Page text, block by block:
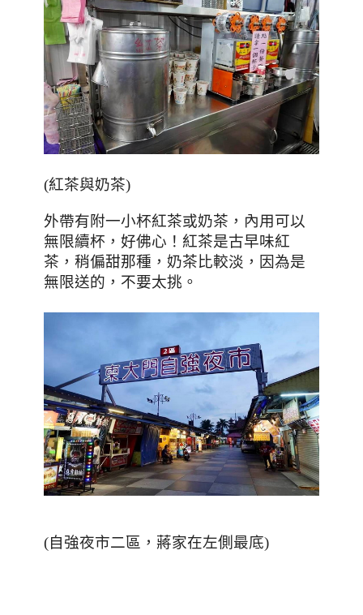
(紅茶與奶茶)
外帶有附一小杯紅茶或奶茶，內用可以
無限續杯，好佛心 ！紅茶是古早味紅
茶，稍偏甜那種，奶茶比較淡，因為是
無限送的，不要太挑 。
(自強夜市二區，蔣家在左側最底)